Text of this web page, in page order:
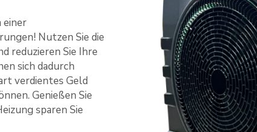
einer
Nutzen Sie die
reduzieren Sie Ihre
sich dadurch
verdientes Geld
Genießen Sie
sparen Sie